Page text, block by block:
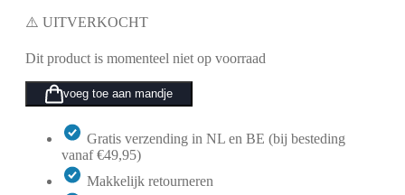
⚠️ UITVERKOCHT
Dit product is momenteel niet op voorraad
voeg toe aan mandje
Gratis verzending in NL en BE (bij besteding
vanaf €49,95)
Makkelijk retourneren